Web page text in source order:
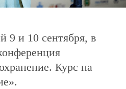
9 и 10 сентября, в
Курс на